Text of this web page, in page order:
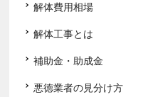
解体費用相場
解体工事とは
補助金・助成金
悪徳業者の見分け方